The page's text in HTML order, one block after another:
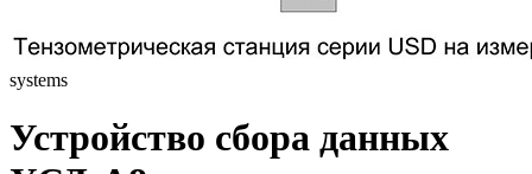
systems
Устройство сбора данных